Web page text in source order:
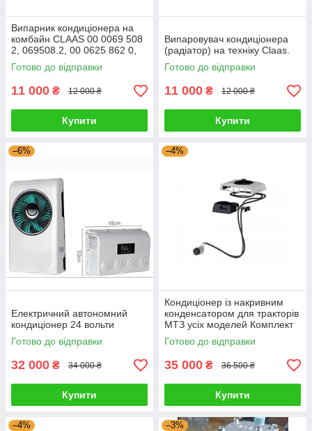
Випарник кондиціонера на
комбайн CLAAS 00 0069 508
2, 069508.2, 00 0625 862 0,
625862.0, 00 0625 862 2
Готово до відправки
11 000 ₴ 12 000 ₴
Купити
Випаровувач кондиціонера
(радіатор) на техніку Claas.
Готово до відправки
11 000 ₴ 12 000 ₴
Купити
–6%
Електричний автономний
кондиціонер 24 вольти
Готово до відправки
32 000 ₴ 34 000 ₴
Купити
–4%
Кондиціонер із накривним
конденсатором для тракторів
МТЗ усіх моделей Комплект
кондиціонера
Готово до відправки
35 000 ₴ 36 500 ₴
Купити
–4% –3%